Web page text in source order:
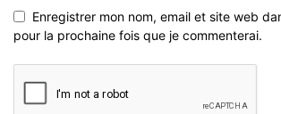
Enregistrer mon nom, email et site web
pour la prochaine fois que je commenterai.